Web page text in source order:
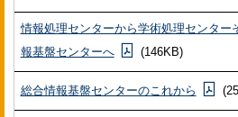
情報処理センターから学術処理センター
報基盤センターへ
(146KB)
総合情報基盤センターのこれから